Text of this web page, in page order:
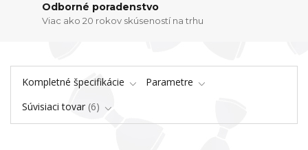
Odborné poradenstvo
Viac ako 20 rokov skúseností na trhu
Kompletné špecifikácie
Parametre
Súvisiaci tovar 6